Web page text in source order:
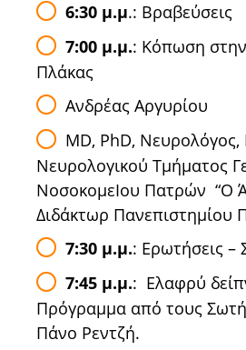
6:30 μ.μ.: Βραβεύσεις
7:00 μ.μ.: Κόπωση
Πλάκας
Ανδρέας Αργυρίου
MD, PhD, Νευρολόγος,
Νευρολογικού Τμήματος
ΝοσοκομεΙου Πατρών “Ο
Διδάκτωρ Πανεπιστημίου
7:30 μ.μ.: Ερωτήσεις –
7:45 μ.μ.: Ελαφρύ
Πρόγραμμα από τους
Πάνο Ρεντζή.